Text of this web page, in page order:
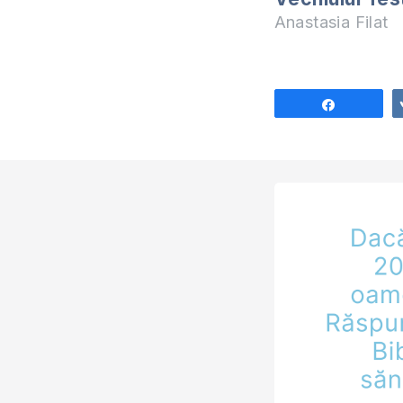
Anastasia Filat